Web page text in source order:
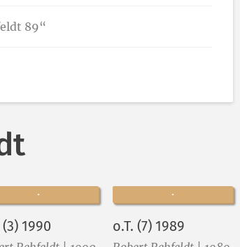
89“
(3) 1990 o.T. (7) 1989